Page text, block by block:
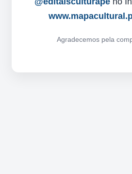
Agradecemos pela